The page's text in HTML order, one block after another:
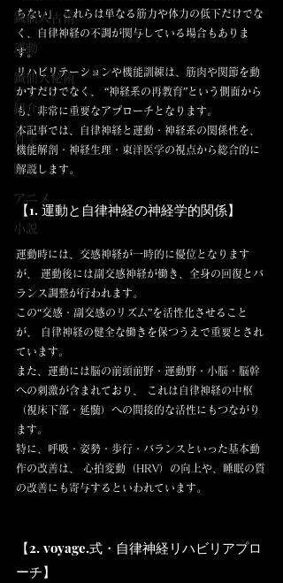
鍼仙人古術
運動
鍼仙人秘術
紹介
哲学
臨床
アニメ
小説
ちない」 これらは単なる筋力や体力の低下だけでな
く、自律神経の不調が関与している場合もありま
す。
リハビリテーションや機能訓練は、筋肉や関節を動
かすだけでなく、 “神経系の再教育”という側面から
も、非常に重要なアプローチとなります。
本記事では、自律神経と運動・神経系の関係性を、
機能解剖・神経生理・東洋医学の視点から総合的に
解説します。
【1. 運動と自律神経の神経学的関係】
運動時には、交感神経が一時的に優位となります
が、 運動後には副交感神経が働き、全身の回復とバ
ランス調整が行われます。
この“交感・副交感のリズム”を活性化させること
が、 自律神経の健全な働きを保つうえで重要とされ
ています。
また、運動には脳の前頭前野・運動野・小脳・脳幹
への刺激が含まれており、 これは自律神経の中枢
（視床下部・延髄）への間接的な活性にもつながり
ます。
特に、呼吸・姿勢・歩行・バランスといった基本動
作の改善は、 心拍変動（HRV）の向上や、睡眠の質
の改善にも寄与するといわれています。
【2. voyage.式・自律神経リハビリアプロ
ーチ】